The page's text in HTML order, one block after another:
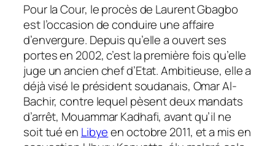
Pour la Cour, le procès de Laurent Gbagbo
est l’occasion de conduire une affaire
d’envergure. Depuis qu’elle a ouvert ses
portes en 2002, c’est la première fois qu’elle
juge un ancien chef d’Etat. Ambitieuse, elle a
déjà visé le président soudanais, Omar Al-
Bachir, contre lequel pèsent deux mandats
d’arrêt, Mouammar Kadhafi, avant qu’il ne
soit tué en Libyeen octobre 2011, et a mis en